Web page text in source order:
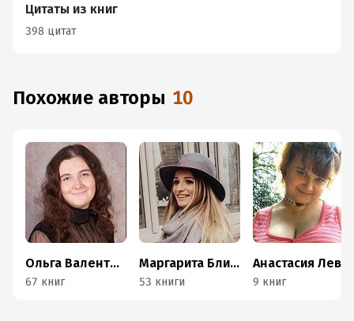
Цитаты из книг
398 цитат
Похожие авторы 10
Ольга Валентеева
67 книг
Маргарита Блинова
53 книги 9 книг